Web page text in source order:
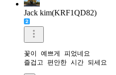
Jack kim(KRF1QD82)
꽃이 예쁘게 피었네요
즐겁고 편안한 시간 되세요